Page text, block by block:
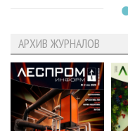
АРХИВ ЖУРНАЛОВ